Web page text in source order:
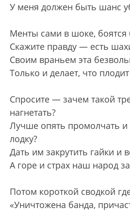
У меня должен быть шанс
Менты сами в шоке, боятся
Скажите правду — есть
Своим враньем эта
Только и делает, что
Спросите — зачем такой
нагнетать?
Лучше опять промолчать и
лодку?
Дать им закрутить гайки и
А горе и страх наш народ
Потом короткой сводкой
«Уничтожена банда,